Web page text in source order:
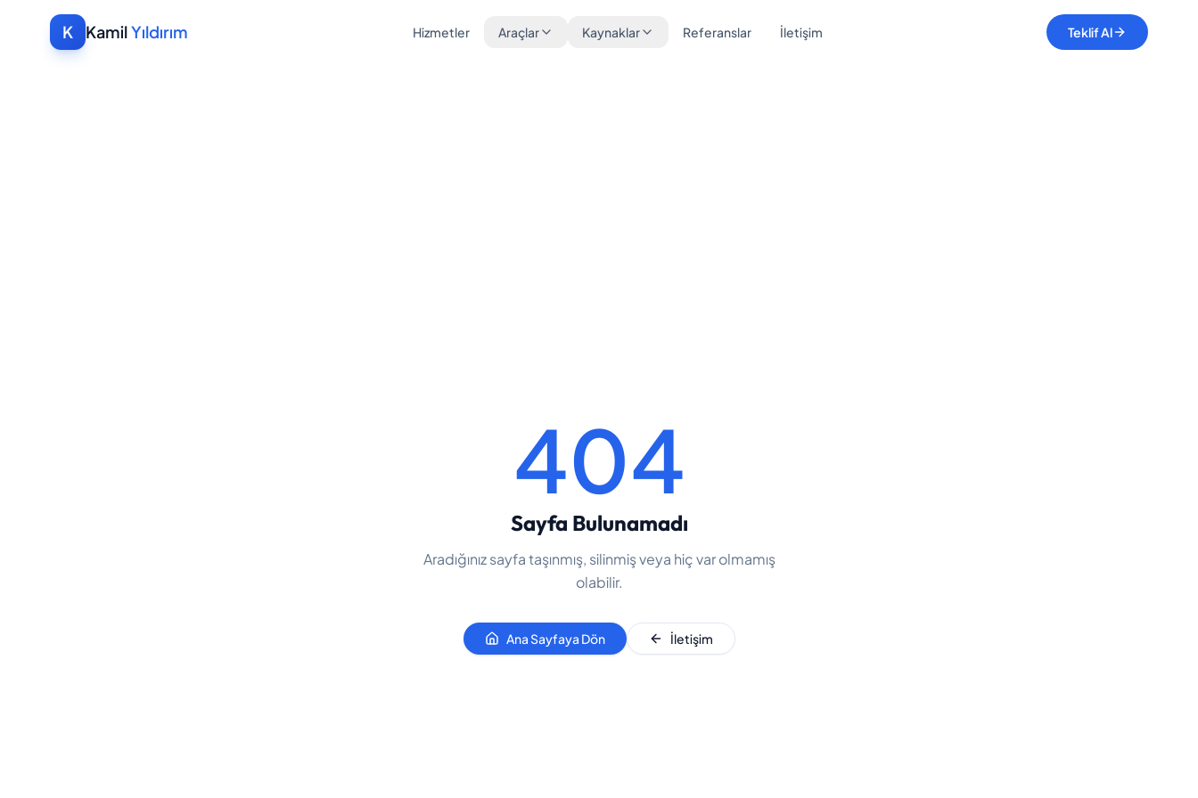
K KamilYıldırım Hizmetler Araçlar Kaynaklar Referanslar İletişim Teklif Al
404
Sayfa Bulunamadı
Aradığınız sayfa taşınmış, silinmiş veya hiç var olmamış
olabilir.
Ana Sayfaya Dön İletişim